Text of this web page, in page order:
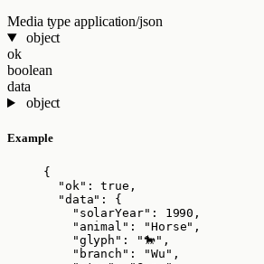
Media type application/json
object
ok
boolean
data
object
Example
{
"ok" : true ,
"data" : {
"solarYear" : 1990 ,
"animal" : "Horse" ,
"glyph" : "🐎" ,
"branch" : "Wu " ,